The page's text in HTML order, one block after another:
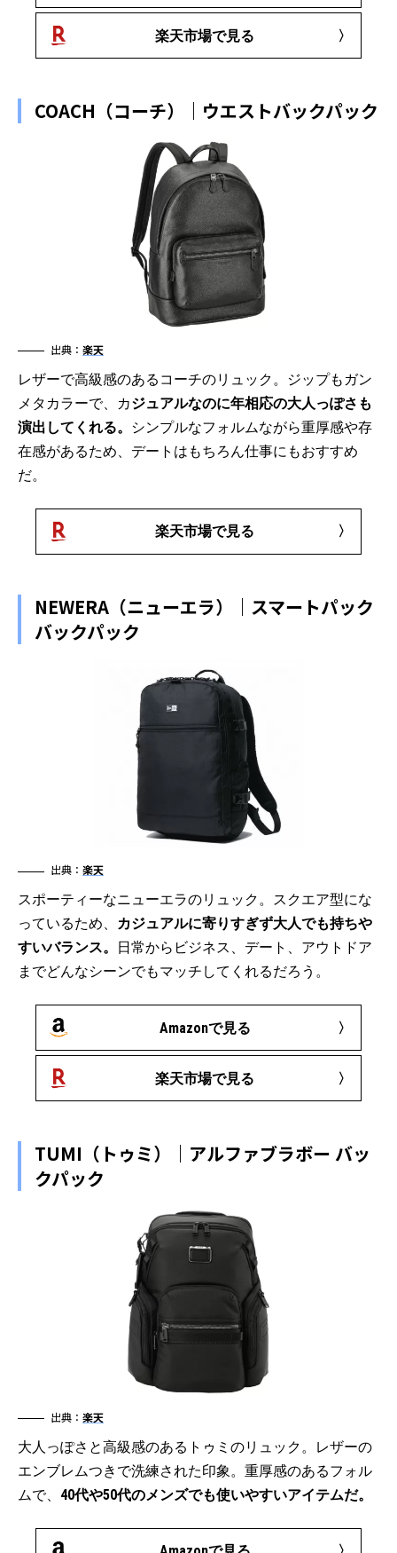
楽天市場で見る
COACH（コーチ）｜ウエストバックパック
出典： 楽天
レザーで高級感のあるコーチのリュック。ジップもガン
メタカラーで、カジュアルなのに年相応の大人っぽさも
演出してくれる。
シンプルなフォルムながら重厚感や存
在感があるため、デートはもちろん仕事にもおすすめ
だ。
楽天市場で見る
NEWERA（ニューエラ）｜スマートパック
バックパック
出典： 楽天
スポーティーなニューエラのリュック。スクエア型にな
っているため、 カジュアルに寄りすぎず大人でも持ちや
すいバランス。
日常からビジネス、デート、アウトドア
までどんなシーンでもマッチしてくれるだろう。
Amazonで見る
楽天市場で見る
TUMI（トゥミ）｜アルファブラボー バッ
クパック
出典： 楽天
大人っぽさと高級感のあるトゥミのリュック。レザーの
エンブレムつきで洗練された印象。重厚感のあるフォル
ムで、 40代や50代のメンズでも使いやすいアイテムだ。